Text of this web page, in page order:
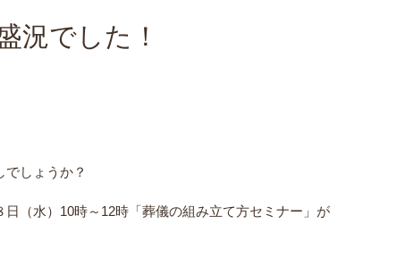
況でした！
しょうか？
（水）10時～12時「葬儀の組み立て方セミナー」が